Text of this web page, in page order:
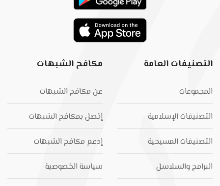
التصنيفات العامة
المجموعات
التصنيفات الإسلامية
التصنيفات المسيحية
البرامج والسلاسل
مكافح الشبهات
عن مكافح الشبهات
إتصل بمكافح الشبهات
إدعم مكافح الشبهات
سياسة الخصوصية